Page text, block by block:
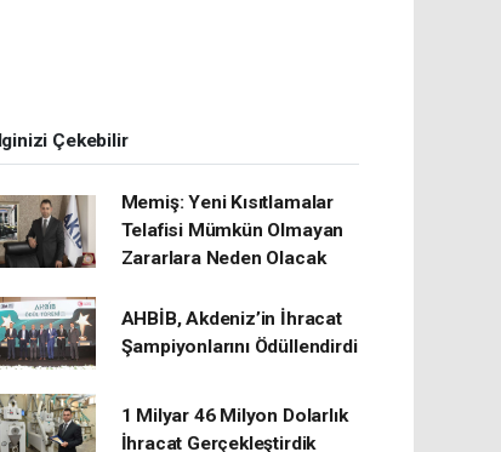
İlginizi Çekebilir
Memiş: Yeni Kısıtlamalar
Telafisi Mümkün Olmayan
Zararlara Neden Olacak
AHBİB, Akdeniz’in İhracat
Şampiyonlarını Ödüllendirdi
1 Milyar 46 Milyon Dolarlık
İhracat Gerçekleştirdik